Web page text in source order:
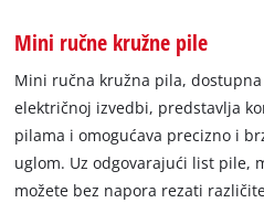
Mini ručne kružne pile
Mini ručna kružna pila,
električnoj izvedbi, predstavlja
pilama i omogućava precizno i
uglom. Uz odgovarajući list pile,
možete bez napora rezati